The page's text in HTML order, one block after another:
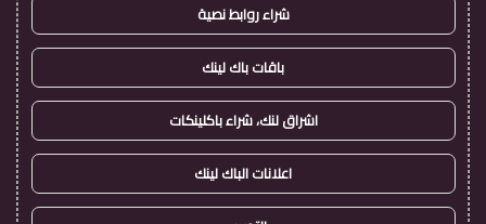
شراء روابط نصية
باقات باك لينك
اشراق لنك، شراء باكلينكات
اعلانات الباك لينك